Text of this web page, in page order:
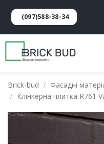
(097)588-38-34
Brick-bud
Фасадні
Клінкерна плитка R761